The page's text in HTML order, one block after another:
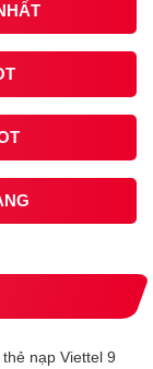
nạp Viettel 9